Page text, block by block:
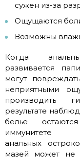
сужен из-за
Ощущаются
Возможны
Когда
развивается
могут
неприятными
производить
результате
белье
анальных
мазей может не